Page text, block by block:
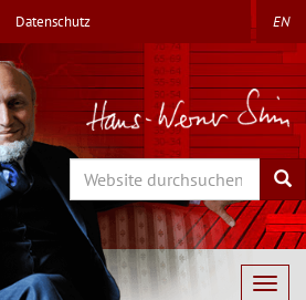
Datenschutz EN
Search